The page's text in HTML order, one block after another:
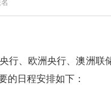
、欧洲央行、澳洲联
的日程安排如下：